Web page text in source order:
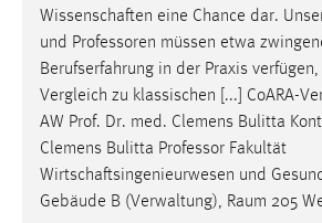
Wissenschaften eine Chance dar.
und Professoren müssen etwa
Berufserfahrung in der Praxis
Vergleich zu klassischen [...] CoARA-
AW Prof. Dr. med. Clemens Bulitta
Clemens Bulitta Professor Fakultät
Wirtschaftsingenieurwesen und
Gebäude B (Verwaltung), Raum 205